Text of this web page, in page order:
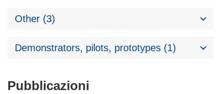
Other (3)
Demonstrators, pilots, prototypes (1)
Pubblicazioni